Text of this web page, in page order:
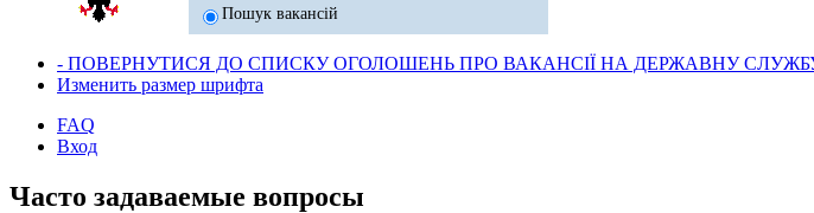
Пошук вакансій
- ПОВЕРНУТИСЯ ДО СПИСКУ ОГОЛОШЕНЬ ПРО ВАКАНСІЇ НА ДЕРЖАВНУ СЛУЖБУ
Изменить размер шрифта
FAQ
Вход
Часто задаваемые вопросы